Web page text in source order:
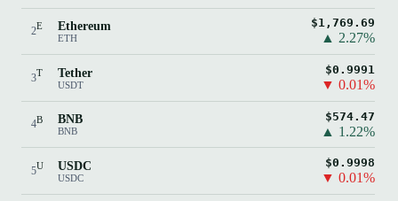
2E Ethereum
ETH
$1,769.69
▲ 2.27%
3T Tether
USDT
$0.9991
▼ 0.01%
4B BNB
BNB
$574.47
▲ 1.22%
5U USDC
USDC
$0.9998
▼ 0.01%